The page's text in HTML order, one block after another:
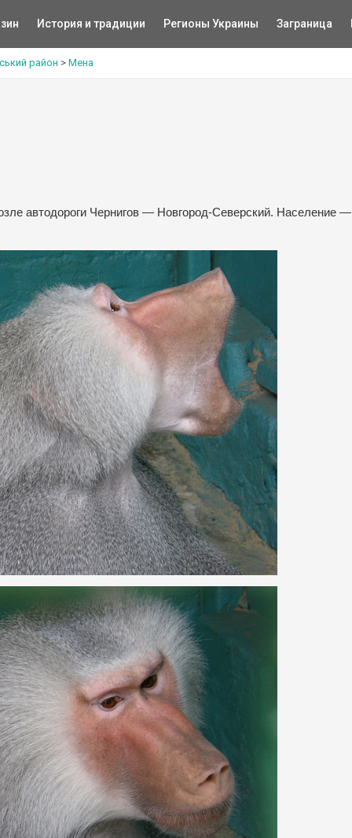
История и традиции Регионы Украины Заграница
район > Мена
автодороги Чернигов — Новгород-Северский. Население